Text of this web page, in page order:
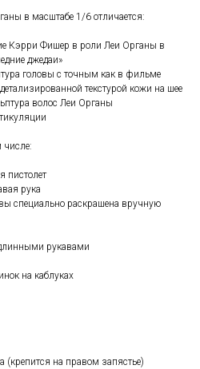
в масштабе 1/6 отличается:
Кэрри Фишер в роли Леи Органы в
джедаи»
головы с точным как в фильме
текстурой кожи на шее
волос Леи Органы
числе:
пистолет
рука
специально раскрашена вручную
длинными рукавами
на каблуках
(крепится на правом запястье)